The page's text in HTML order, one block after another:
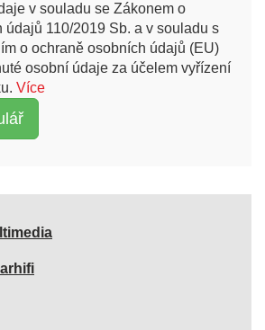
v souladu se Zákonem o
údajů 110/2019 Sb. a v souladu s
o ochraně osobních údajů (EU)
osobní údaje za účelem vyřízení
Více